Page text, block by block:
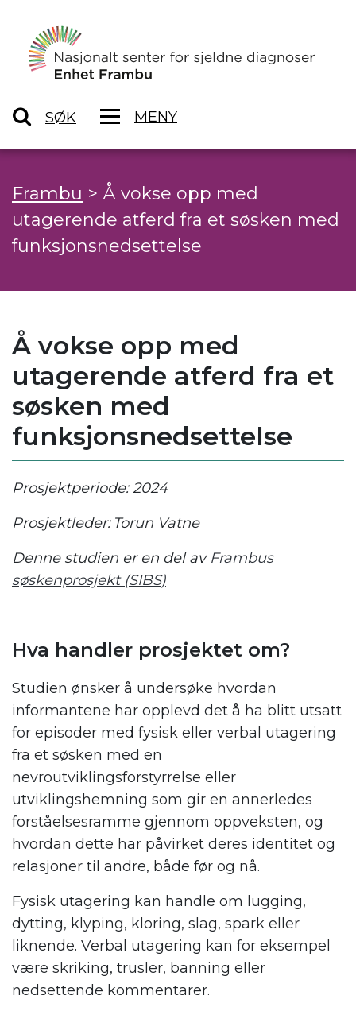
SØK MENY
Frambu > Å vokse opp med
utagerende atferd fra et søsken med
funksjonsnedsettelse
Å vokse opp med
utagerende atferd fra et
søsken med
funksjonsnedsettelse
Prosjektperiode: 2024
Prosjektleder: Torun Vatne
Denne studien er en del av Frambus
søskenprosjekt (SIBS)
Hva handler prosjektet om?
Studien ønsker å undersøke hvordan
informantene har opplevd det å ha blitt utsatt
for episoder med fysisk eller verbal utagering
fra et søsken med en
nevroutviklingsforstyrrelse eller
utviklingshemning som gir en annerledes
forståelsesramme gjennom oppveksten, og
hvordan dette har påvirket deres identitet og
relasjoner til andre, både før og nå.
Fysisk utagering kan handle om lugging,
dytting, klyping, kloring, slag, spark eller
liknende. Verbal utagering kan for eksempel
være skriking, trusler, banning eller
nedsettende kommentarer.